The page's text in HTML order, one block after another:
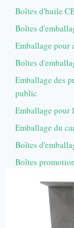
Boîtes d'huile
Boîtes
Emballage pour
Boîtes
Emballage des
public
Emballage pour
Emballage du
Boîtes
Boîtes